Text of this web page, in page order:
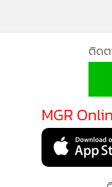
ติดต
MGR Online
MGR Online ใช้คุก